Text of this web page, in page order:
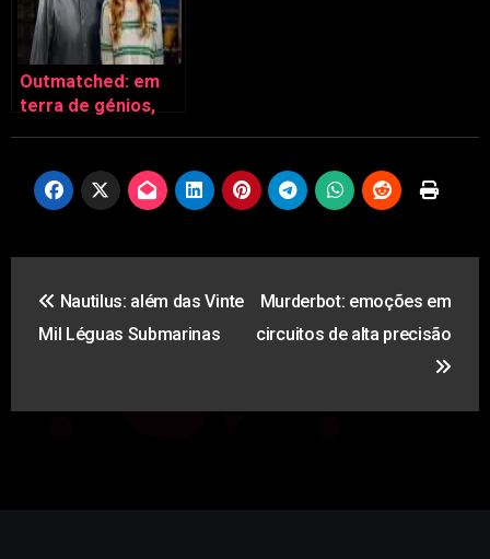
Outmatched: em
terra de génios,
de
Nautilus: além das Vinte
Mil Léguas Submarinas
Murderbot: emoções em
circuitos de alta precisão